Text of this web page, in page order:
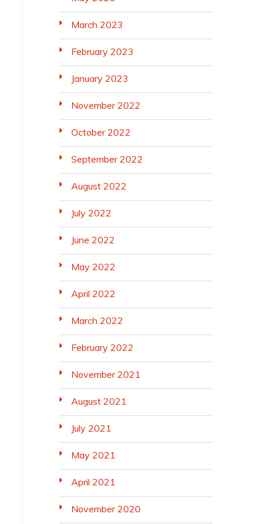
March 2023
February 2023
January 2023
November 2022
October 2022
September 2022
August 2022
July 2022
June 2022
May 2022
April 2022
March 2022
February 2022
November 2021
August 2021
July 2021
May 2021
April 2021
November 2020